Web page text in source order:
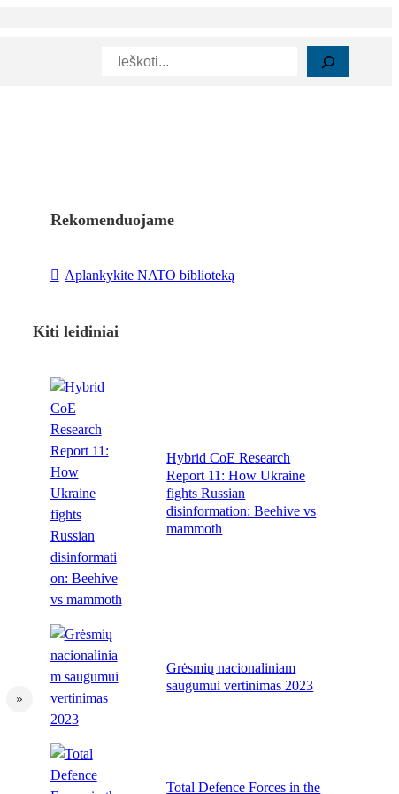
Paieška
»
Rekomenduojame
Aplankykite NATO biblioteką
Kiti leidiniai
Hybrid CoE Research
Report 11: How Ukraine
fights Russian
disinformation: Beehive vs
mammoth
Grėsmių nacionaliniam
saugumui vertinimas 2023
Total Defence Forces in the